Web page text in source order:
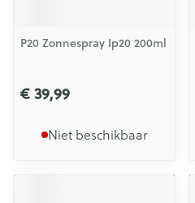
P20 Zonnespray Ip20 200ml
€ 39,99
Niet beschikbaar